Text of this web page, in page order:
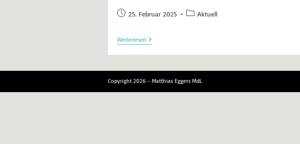
25. Februar 2025 Aktuell
Weiterlesen
Copyright 2026 - Matthias Eggers MdL